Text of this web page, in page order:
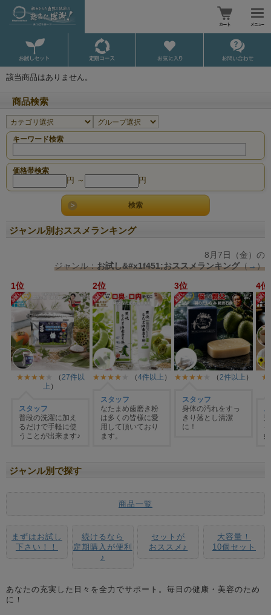
該当商品はありません。
商品検索
キーワード検索
価格帯検索
円 ～ 円
ジャンル別おススメランキング
ジャンル別で探す